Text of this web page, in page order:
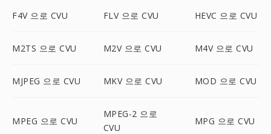
F4V 으로 CVU FLV 으로 CVU HEVC 으로 CVU
M2TS 으로 CVU M2V 으로 CVU M4V 으로 CVU
MJPEG 으로 CVU MKV 으로 CVU MOD 으로 CVU
MPEG 으로 CVU
MPEG-2 으로
CVU
MPG 으로 CVU